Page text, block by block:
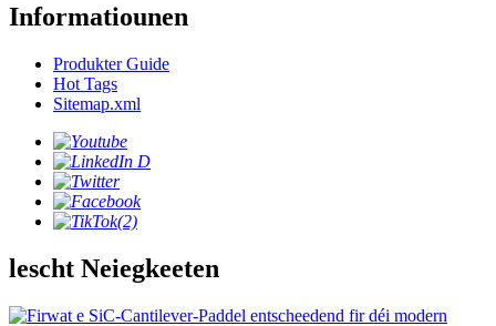
Informatiounen
Produkter Guide
Hot Tags
Sitemap.xml
lescht Neiegkeeten